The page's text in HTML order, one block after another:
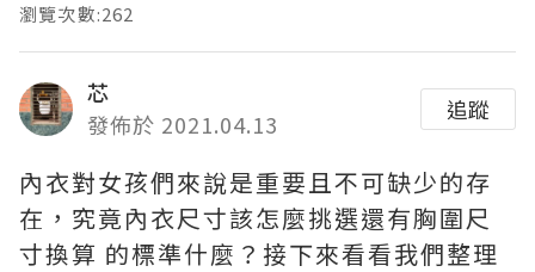
瀏覽次數:262
芯
發佈於 2021.04.13
追蹤
內衣對女孩們來說是重要且不可缺少的存
在，究竟內衣尺寸該怎麼挑選還有胸圍尺
寸換算 的標準什麼？接下來看看我們整理